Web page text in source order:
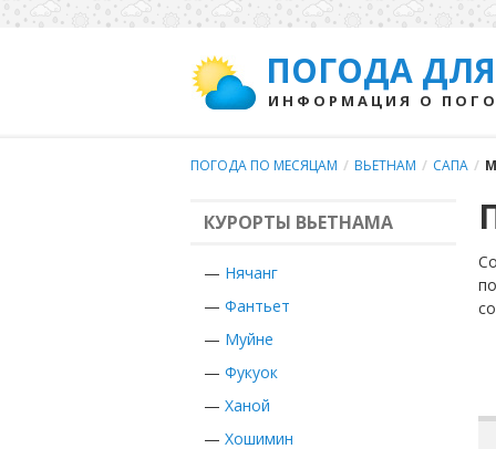
ПОГОДА
ИНФОРМАЦИЯ О
ПОГОДА ПО МЕСЯЦАМ / ВЬЕТНАМ / САПА /
КУРОРТЫ ВЬЕТНАМА
— Нячанг
— Фантьет
— Муйне
— Фукуок
— Ханой
— Хошимин